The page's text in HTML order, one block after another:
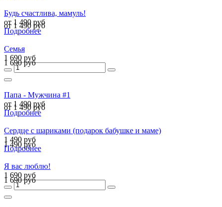
Будь счастлива, мамуль!
от 1 490 руб
от 1 490 руб
Подробнее
Семья
1 690 руб
1 690 руб
Папа - Мужчина #1
от 1 490 руб
от 1 490 руб
Подробнее
Сердце с шариками (подарок бабушке и маме)
1 490 руб
1 490 руб
Подробнее
Я вас люблю!
1 690 руб
1 690 руб